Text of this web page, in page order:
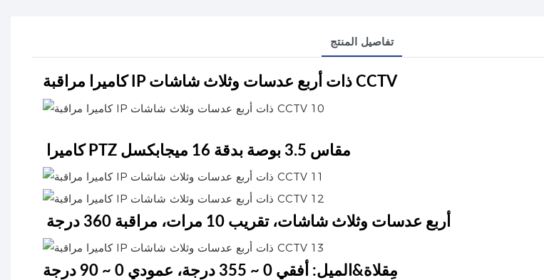
تفاصيل المنتج
كاميرا مراقبة IP ذات أربع عدسات وثلاث شاشات CCTV
كاميرا PTZ مقاس 3.5 بوصة بدقة 16 ميجابكسل
أربع عدسات وثلاث شاشات، تقريب 10 مرات، مراقبة 360 درجة
مِقلاة&الميل: أفقي 0 ~ 355 درجة، عمودي 0 ~ 90 درجة